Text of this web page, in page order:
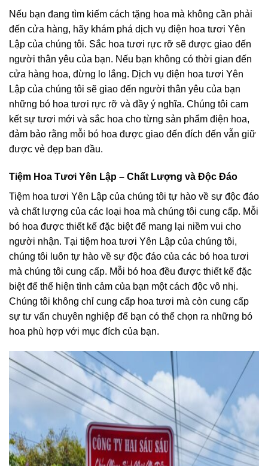
Nếu bạn đang tìm kiếm cách tặng hoa mà không cần phải
đến cửa hàng, hãy khám phá dịch vụ điện hoa tươi Yên
Lập của chúng tôi. Sắc hoa tươi rực rỡ sẽ được giao đến
người thân yêu của bạn. Nếu bạn không có thời gian đến
cửa hàng hoa, đừng lo lắng. Dịch vụ điện hoa tươi Yên
Lập của chúng tôi sẽ giao đến người thân yêu của bạn
những bó hoa tươi rực rỡ và đầy ý nghĩa. Chúng tôi cam
kết sự tươi mới và sắc hoa cho từng sản phẩm điện hoa,
đảm bảo rằng mỗi bó hoa được giao đến đích đến vẫn giữ
được vẻ đẹp ban đầu.
Tiệm Hoa Tươi Yên Lập – Chất Lượng và Độc Đáo
Tiệm hoa tươi Yên Lập của chúng tôi tự hào về sự độc đáo
và chất lượng của các loại hoa mà chúng tôi cung cấp. Mỗi
bó hoa được thiết kế đặc biệt để mang lại niềm vui cho
người nhận. Tại tiệm hoa tươi Yên Lập của chúng tôi,
chúng tôi luôn tự hào về sự độc đáo của các bó hoa tươi
mà chúng tôi cung cấp. Mỗi bó hoa đều được thiết kế đặc
biệt để thể hiện tình cảm của bạn một cách độc vô nhị.
Chúng tôi không chỉ cung cấp hoa tươi mà còn cung cấp
sự tư vấn chuyên nghiệp để bạn có thể chọn ra những bó
hoa phù hợp với mục đích của bạn.